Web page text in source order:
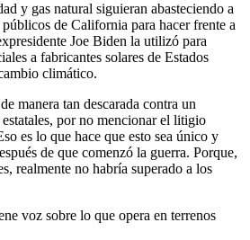
y gas natural siguieran abasteciendo a
de California para hacer frente a
Joe Biden la utilizó para
a fabricantes solares de Estados
climático.
manera tan descarada contra un
por no mencionar el litigio
es lo que hace que esto sea único y
de que comenzó la guerra. Porque,
realmente no habría superado a los
voz sobre lo que opera en terrenos